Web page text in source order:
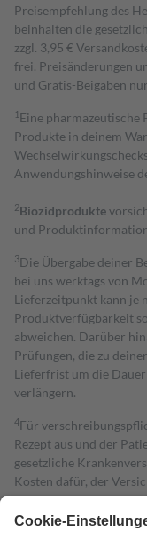
Preisempfehlung des
beinhalten die
zzgl. 3,95 €
frei. Preisänderungen
und Gratis-Beigaben
1 Eine
Produkte in deinem
Anwendungshinweise
2Biozidprodukte
und
3Die Übergabe deiner
bei uns werktags von
Lieferzeitpunkt kann je
Produktverfügbarkeit
abweichen. Darüber
Prüfungen, die zu
Lieferfrist um die
verlängern.
4Für
Rezept aus und der
gesetzliche
Kosten dafür, der
mit.
Grundsätzlich leisten